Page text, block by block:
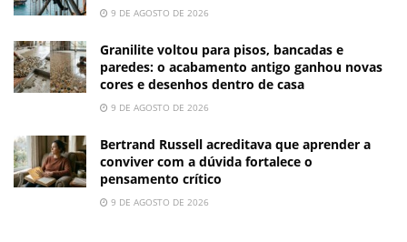
9 DE AGOSTO DE 2026
Granilite voltou para pisos, bancadas e
paredes: o acabamento antigo ganhou novas
cores e desenhos dentro de casa
9 DE AGOSTO DE 2026
Bertrand Russell acreditava que aprender a
conviver com a dúvida fortalece o
pensamento crítico
9 DE AGOSTO DE 2026